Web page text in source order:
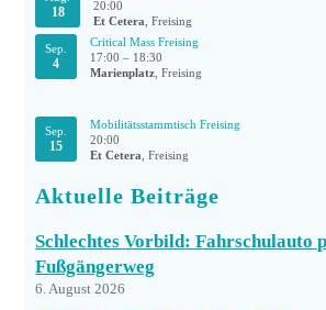
18
20:00
Et Cetera , Freising
Sep.
4
Critical Mass Freising
17:00 – 18:30
Marienplatz , Freising
Sep.
15
Mobilitätsstammtisch Freising
20:00
Et Cetera , Freising
Aktuelle Beiträge
Schlechtes Vorbild: Fahrschulauto
Fußgängerweg
6. August 2026